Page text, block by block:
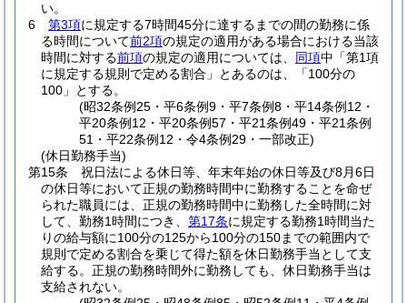
い。
6
第3項に規定する7時間45分に達するまでの間の勤務に係
る時間について前2項の規定の適用がある場合における当該
時間に対する前項の規定の適用については、 同項中「第1項
に規定する規則で定める割合」とあるのは、「100分の
100」とする。
(昭32条例25・平6条例9・平7条例8・平14条例12・
平20条例12・平20条例57・平21条例49・平21条例
51・平22条例12・令4条例29・一部改正)
(休日勤務手当)
第15条
祝日法による休日等、年末年始の休日等及び8月6日
の休日等において正規の勤務時間中に勤務することを命ぜ
られた職員には、正規の勤務時間中に勤務した全時間に対
して、勤務1時間につき、 第17条に規定する勤務1時間当た
りの給与額に100分の125から100分の150までの範囲内で
規則で定める割合を乗じて得た額を休日勤務手当として支
給する。 正規の勤務時間外に勤務しても、休日勤務手当は
支給されない。